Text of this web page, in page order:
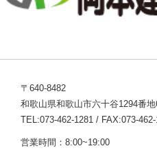
〒640-8482
和歌山県和歌山市六十谷1294番地
TEL:073-462-1281 / FAX:073-
営業時間：8:00~19:00